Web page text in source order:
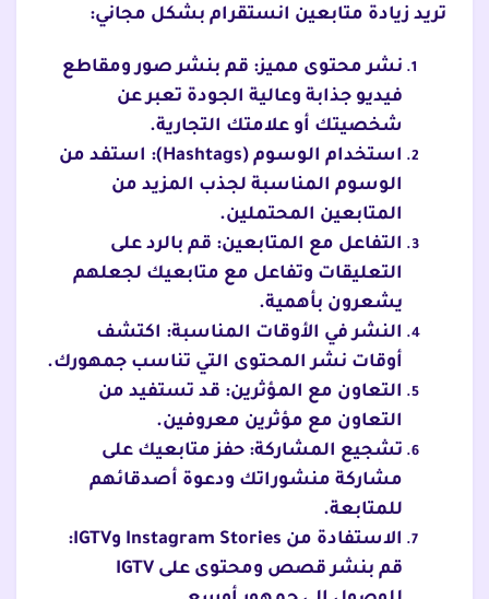
تريد زيادة متابعين انستقرام بشكل مجاني:
نشر محتوى مميز: قم بنشر صور ومقاطع
فيديو جذابة وعالية الجودة تعبر عن
شخصيتك أو علامتك التجارية.
استخدام الوسوم (Hashtags): استفد من
الوسوم المناسبة لجذب المزيد من
المتابعين المحتملين.
التفاعل مع المتابعين: قم بالرد على
التعليقات وتفاعل مع متابعيك لجعلهم
يشعرون بأهمية.
النشر في الأوقات المناسبة: اكتشف
أوقات نشر المحتوى التي تناسب جمهورك.
التعاون مع المؤثرين: قد تستفيد من
التعاون مع مؤثرين معروفين.
تشجيع المشاركة: حفز متابعيك على
مشاركة منشوراتك ودعوة أصدقائهم
للمتابعة.
الاستفادة من Instagram Stories وIGTV:
قم بنشر قصص ومحتوى على IGTV